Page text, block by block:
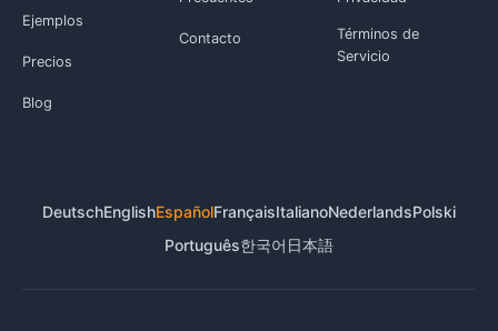
Ejemplos
Precios
Blog
Contacto
Términos de
Servicio
DeutschEnglishEspañolFrançaisItalianoNederlandsPolski
Português한국어 日本語